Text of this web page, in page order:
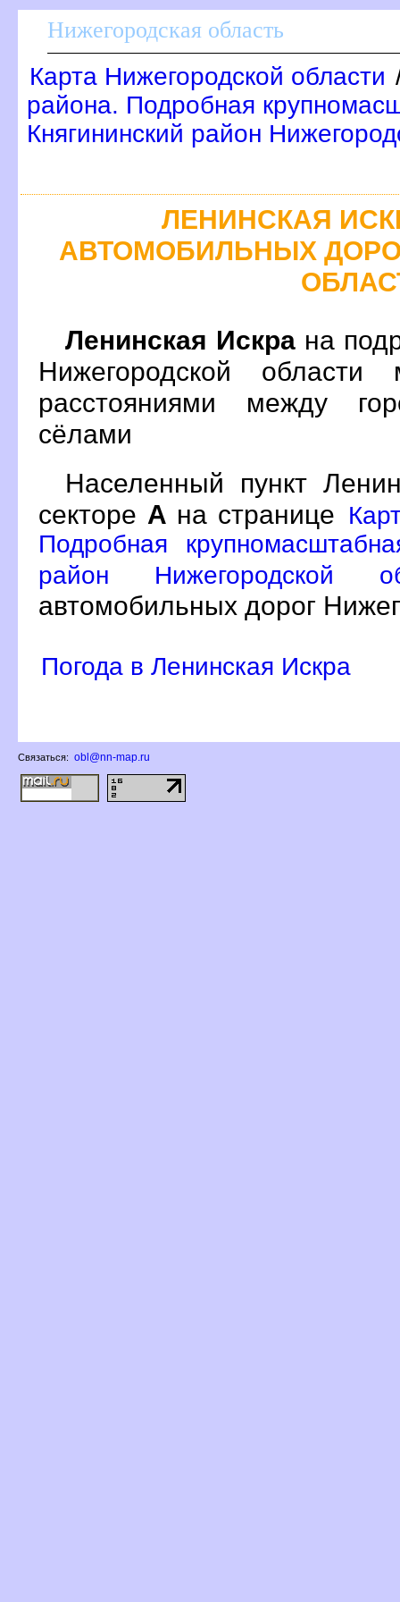
Нижегородская область
Карта Нижегородской области
района. Подробная
Княгининский район
ЛЕНИНСКАЯ
АВТОМОБИЛЬНЫХ
Ленинская Искра на
Нижегородской
расстояниями между
сёлами
Населенный пункт
секторе А на странице
Подробная
район
автомобильных дорог
Погода в Ленинская Искра
Связаться: obl@nn-map.ru